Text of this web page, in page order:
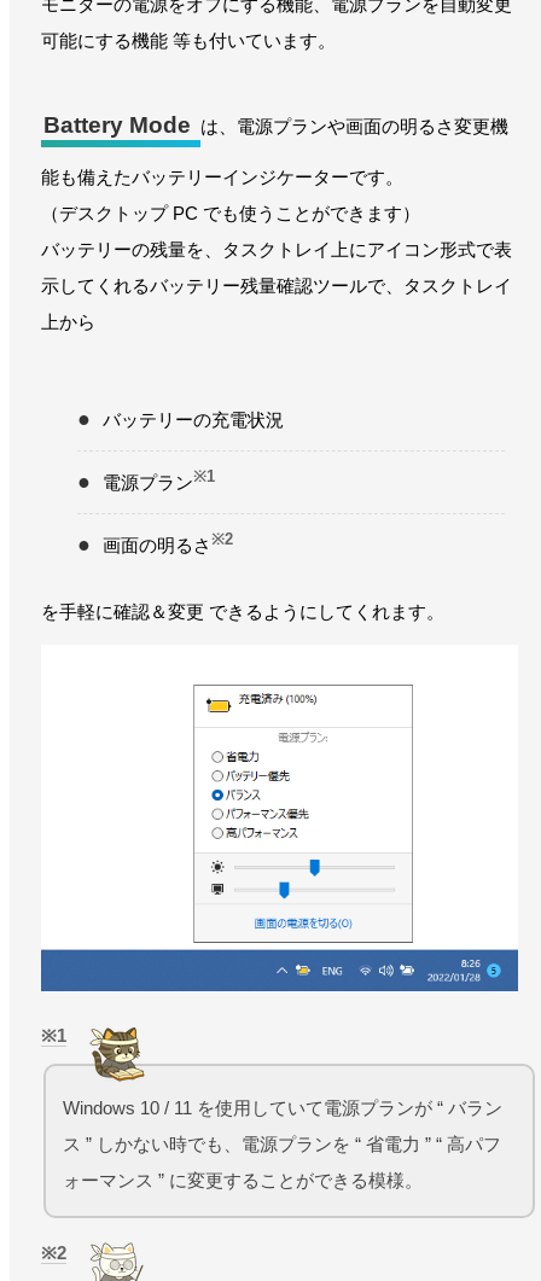
モニターの電源をオフにする機能、電源プランを自動変更
可能にする機能 等も付いています。
Battery Mode は、電源プランや画面の明るさ変更機
能も備えたバッテリーインジケーターです。
（デスクトップ PC でも使うことができます）
バッテリーの残量を、タスクトレイ上にアイコン形式で表
示してくれるバッテリー残量確認ツールで、タスクトレイ
上から
バッテリーの充電状況
電源プラン※1
画面の明るさ ※2
を手軽に確認＆変更 できるようにしてくれます。
1
Windows 10 / 11 を使用していて電源プランが “ バラン
ス ” しかない時でも、電源プランを “ 省電力 ” “ 高パフ
ォーマンス ” に変更することができる模様。
2